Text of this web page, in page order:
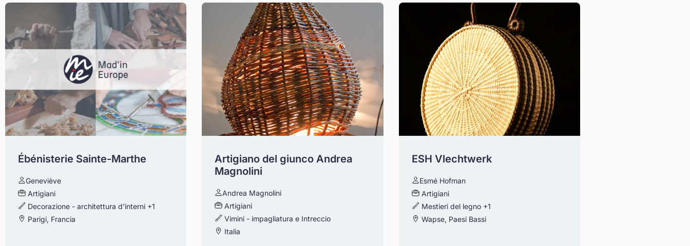
Ébénisterie Sainte-Marthe
Geneviève
Artigiani
Decorazione - architettura d'interni +1
Parigi, Francia
Artigiano del giunco Andrea
Magnolini
Andrea Magnolini
Artigiani
Vimini - impagliatura e Intreccio
Italia
ESH Vlechtwerk
Esmé Hofman
Artigiani
Mestieri del legno+1
Wapse, Paesi Bassi